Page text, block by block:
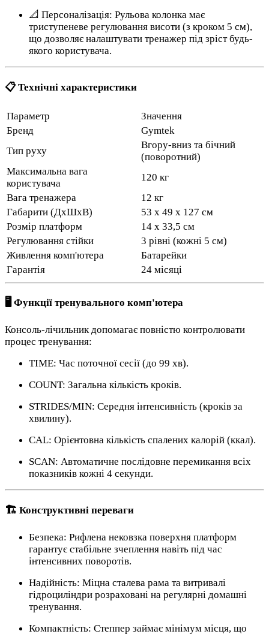
📐 Персоналізація: Рульова колонка має
триступеневе регулювання висоти (з кроком 5 см),
що дозволяє налаштувати тренажер під зріст будь-
якого користувача.
📋 Технічні характеристики
Параметр
Значення
Бренд
Gymtek
Тип руху
Вгору-вниз та бічний
(поворотний)
Максимальна вага
користувача
120 кг
Вага тренажера
12 кг
Габарити (ДхШхВ)
53 x 49 x 127 см
Розмір платформ
14 х 33,5 см
Регулювання стійки
3 рівні (кожні 5 см)
Живлення комп'ютера
Батарейки
Гарантія
24 місяці
🖥️ Функції тренувального комп'ютера
Консоль-лічильник допомагає повністю контролювати
процес тренування:
TIME: Час поточної сесії (до 99 хв).
COUNT: Загальна кількість кроків.
STRIDES/MIN: Середня інтенсивність (кроків за
хвилину).
CAL: Орієнтовна кількість спалених калорій (ккал).
SCAN: Автоматичне послідовне перемикання всіх
показників кожні 4 секунди.
🏗️ Конструктивні переваги
Безпека: Рифлена нековзка поверхня платформ
гарантує стабільне зчеплення навіть під час
інтенсивних поворотів.
Надійність: Міцна сталева рама та витривалі
гідроциліндри розраховані на регулярні домашні
тренування.
Компактність: Степпер займає мінімум місця, що